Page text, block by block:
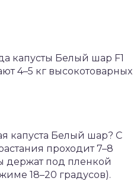
капусты Белый шар F1
4–5 кг высокотоварных
капуста Белый шар? С
проходит 7–8
держат под пленкой
18–20 градусов).